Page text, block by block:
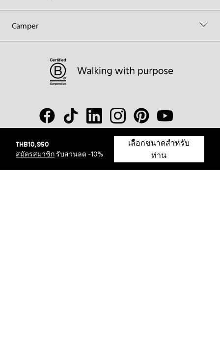
THB10,950
สมัครสมาชิกรับส่วนลด -10%
เลือกขนาดสำหรับ
ท่าน
Camper
© Camper, 2026